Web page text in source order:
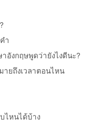
ำ
อังกฤษพูดว่ายังไงดีนะ?
ายถึงเวลาตอนไหน
ไหนได้บ้าง